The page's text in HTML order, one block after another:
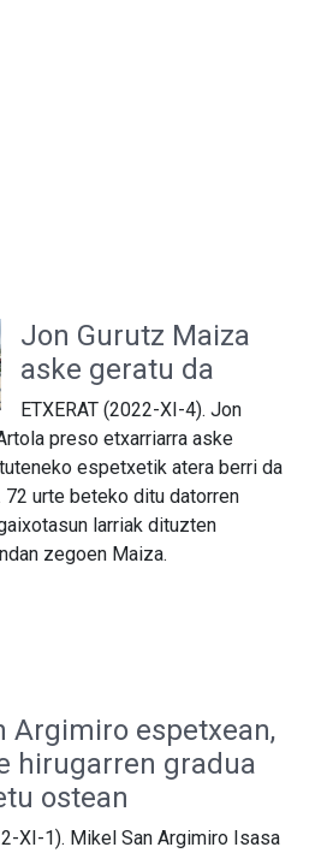
Jon Gurutz Maiza
aske geratu da
ETXERAT (2022-XI-4). Jon
preso etxarriarra aske
espetxetik atera berri da
72 urte beteko ditu datorren
larriak dituzten
zegoen Maiza.
Argimiro espetxean,
hirugarren gradua
ostean
XI-1). Mikel San Argimiro Isasa